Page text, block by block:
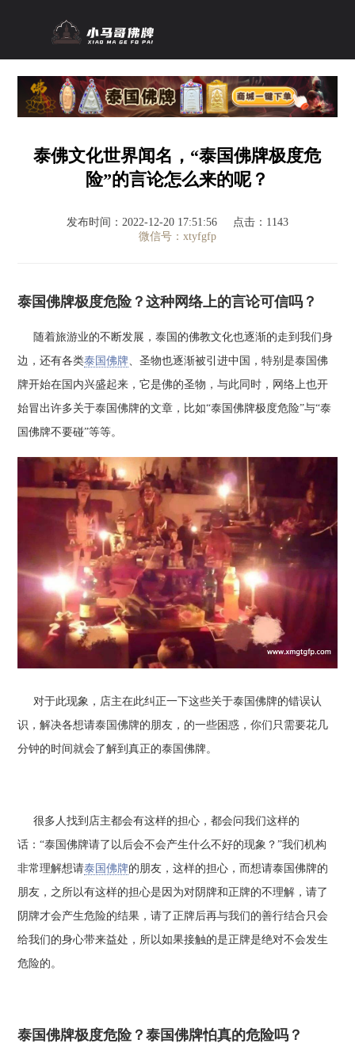
泰佛文化世界闻名，“泰国佛牌极度危
险”的言论怎么来的呢？
发布时间：2022-12-20 17:51:56
点击：1143
微信号：xtyfgfp
泰国佛牌极度危险？这种网络上的言论可信吗？
随着旅游业的不断发展，泰国的佛教文化也逐渐的走到我们身
边，还有各类泰国佛牌 、圣物也逐渐被引进中国，特别是泰国佛
牌开始在国内兴盛起来，它是佛的圣物，与此同时，网络上也开
始冒出许多关于泰国佛牌的文章，比如“泰国佛牌极度危险”与“泰
国佛牌不要碰”等等。
对于此现象，店主在此纠正一下这些关于泰国佛牌的错误认
识，解决各想请泰国佛牌的朋友，的一些困惑，你们只需要花几
分钟的时间就会了解到真正的泰国佛牌。
很多人找到店主都会有这样的担心，都会问我们这样的
话：“泰国佛牌请了以后会不会产生什么不好的现象？”我们机构
非常理解想请泰国佛牌的朋友，这样的担心，而想请泰国佛牌的
朋友，之所以有这样的担心是因为对阴牌和正牌的不理解，请了
阴牌才会产生危险的结果，请了正牌后再与我们的善行结合只会
给我们的身心带来益处，所以如果接触的是正牌是绝对不会发生
危险的。
泰国佛牌极度危险？泰国佛牌怕真的危险吗？